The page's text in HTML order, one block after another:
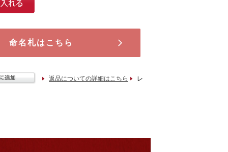
命名札はこちら
返品についての詳細はこちら レ